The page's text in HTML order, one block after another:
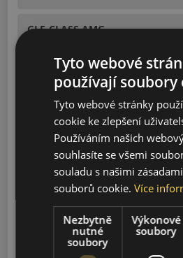
GLE-CLASS AMG
GLE-CLASS COUPE
2015-2026
GLE-CLASS COUPE AMG
2015-2026
GLS-CLASS
2015-2026
GLS-CLASS AMG
Tyto webové
používají soubory
Tyto webové stránky
cookie ke zlepšení
Používáním našich
souhlasíte se všemi
souladu s našimi
souborů cookie.Více
Nezbytně
nutné
soubory
Výkonové
soubory